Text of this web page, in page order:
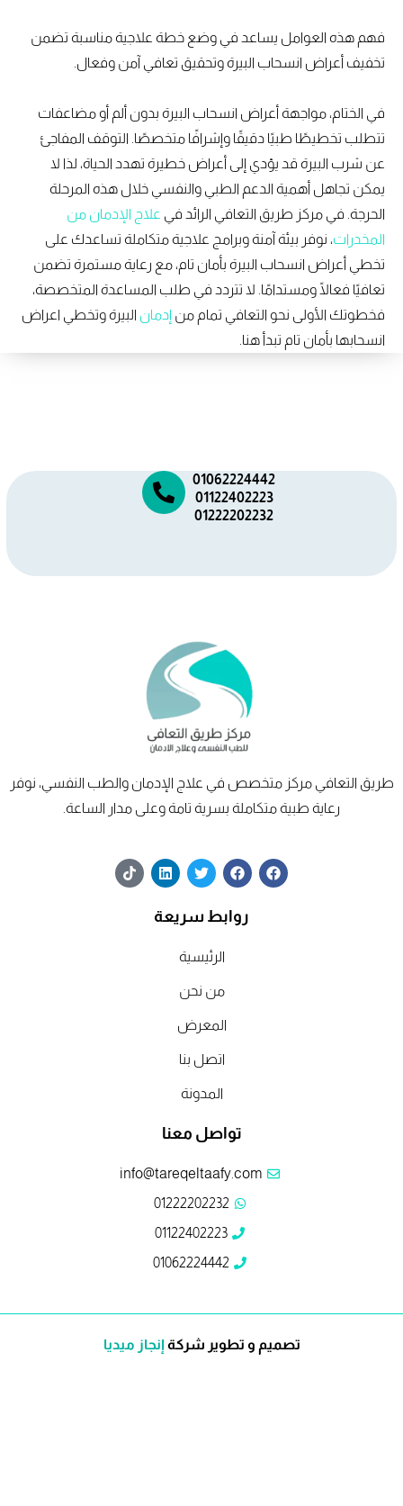
فهم هذه العوامل يساعد في وضع خطة علاجية مناسبة تضمن
تخفيف أعراض انسحاب البيرة وتحقيق تعافي آمن وفعال.
في الختام، مواجهة أعراض انسحاب البيرة بدون ألم أو مضاعفات
تتطلب تخطيطًا طبيًا دقيقًا وإشرافًا متخصصًا. التوقف المفاجئ
عن شرب البيرة قد يؤدي إلى أعراض خطيرة تهدد الحياة، لذا لا
يمكن تجاهل أهمية الدعم الطبي والنفسي خلال هذه المرحلة
الحرجة. في مركز طريق التعافي الرائد في
علاج الإدمان من
المخدرات، نوفر بيئة آمنة وبرامج علاجية متكاملة تساعدك على
تخطي أعراض انسحاب البيرة بأمان تام، مع رعاية مستمرة تضمن
تعافيًا فعالًا ومستدامًا. لا تتردد في طلب المساعدة المتخصصة،
فخطوتك الأولى نحو التعافي تمام منإدمانالبيرة وتخطي اعراض
انسحابها بأمان تام تبدأ هنا.
01062224442
01122402223
01222202232
طريقالتعافي
مركز متخصص في علاج الإدمان والطب النفسي، نوفر
رعاية طبية متكاملة بسرية تامة وعلى مدار الساعة.
F
a
F
a
e
b
T
w
t
r
L
i
k
e
T
i
روابط سريعة
الرئيسية
من نحن
المعرض
اتصل بنا
المدونة
تواصل معنا
info@tareqeltaafy.com
01222202232
01122402223
01062224442
تصميم و تطوير شركةإنجاز ميديا